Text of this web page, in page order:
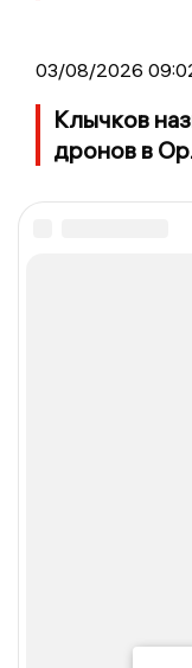
03/08/2026
Клычков
дронов в